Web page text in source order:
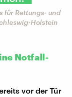
für Rettungs- und
Holstein
Notfall-
vor der Tür